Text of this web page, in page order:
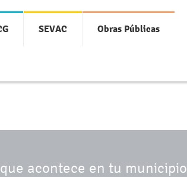
SEVAC Obras Públicas
acontece en tu municipio